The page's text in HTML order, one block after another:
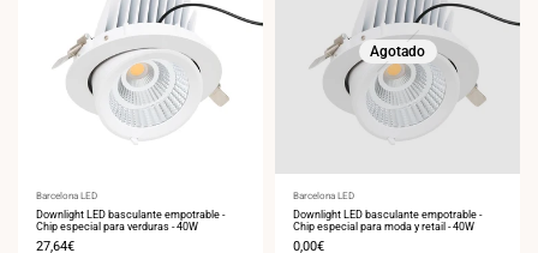
Proveedor:
Barcelona LED
Downlight LED basculante empotrable -
Chip especial para verduras - 40W
Precio
27,64€
Agotado
Proveedor:
Barcelona LED
Downlight LED basculante empotrable -
Chip especial para moda y retail - 40W
Precio
0,00€